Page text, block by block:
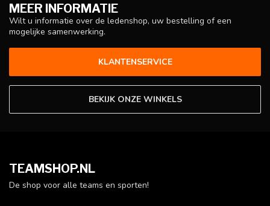
MEER INFORMATIE
Wilt u informatie over de ledenshop, uw bestelling of een
mogelijke samenwerking.
KLANTENSERVICE
BEKIJK ONZE WINKELS
TEAMSHOP.NL
De shop voor alle teams en sporten!